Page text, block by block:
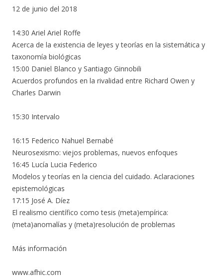
12 de junio del 2018
14:30 Ariel Ariel Roffe
Acerca de la existencia de leyes y teorías en la sistemática y
taxonomía biológicas
15:00 Daniel Blanco y Santiago Ginnobili
Acuerdos profundos en la rivalidad entre Richard Owen y
Charles Darwin
15:30 Intervalo
16:15 Federico Nahuel Bernabé
Neurosexismo: viejos problemas, nuevos enfoques
16:45 Lucía Lucia Federico
Modelos y teorías en la ciencia del cuidado. Aclaraciones
epistemológicas
17:15 José A. Díez
El realismo científico como tesis (meta)empírica:
(meta)anomalías y (meta)resolución de problemas
Más información
www.afhic.com